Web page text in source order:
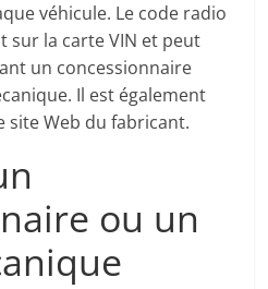
véhicule. Le code radio
sur la carte VIN et peut
un concessionnaire
Il est également
site Web du fabricant.
ou un